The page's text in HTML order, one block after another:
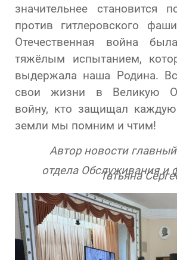
значительнее становится
против гитлеровского
Отечественная война
тяжёлым испытанием,
выдержала наша Родина.
свои жизни в Великую
войну, кто защищал
земли мы помним и чтим!
Автор новости
отдела Обслуживания
Татьяна